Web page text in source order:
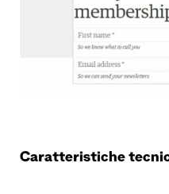
Caratteristiche